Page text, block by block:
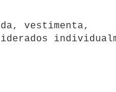
vestimenta,